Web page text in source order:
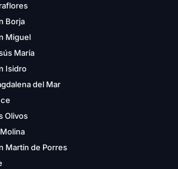
Borja
Miguel
María
Isidro
del Mar
Olivos
Martín de Porres